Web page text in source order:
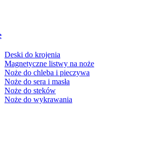
Deski do krojenia
Magnetyczne listwy na noże
Noże do chleba i pieczywa
Noże do sera i masła
Noże do steków
Noże do wykrawania